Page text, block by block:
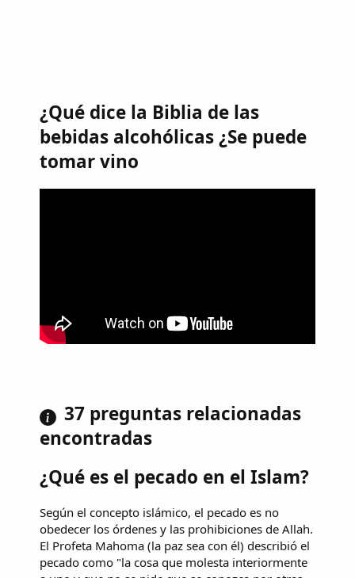
¿Qué dice la Biblia de las
bebidas alcohólicas ¿Se puede
tomar vino
37 preguntas relacionadas
encontradas
¿Qué es el pecado en el Islam?
Según el concepto islámico, el pecado es no
obedecer los órdenes y las prohibiciones de Allah.
El Profeta Mahoma (la paz sea con él) describió el
pecado como "la cosa que molesta interiormente